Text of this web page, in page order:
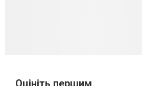
Оцініть першим